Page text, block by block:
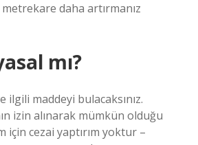
metrekare daha artırmanız
mı?
ilgili maddeyi bulacaksınız.
izin alınarak mümkün olduğu
için cezai yaptırım yoktur –